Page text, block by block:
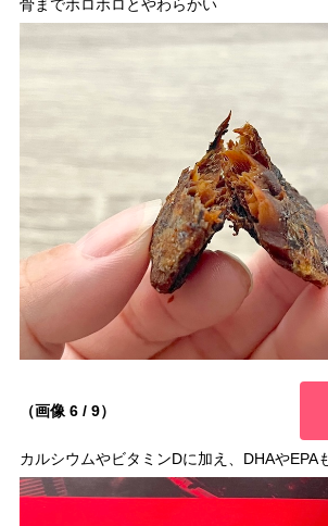
骨までホロホロとやわらかい
（画像 6 / 9）
カルシウムやビタミンDに加え、DHAやEPA